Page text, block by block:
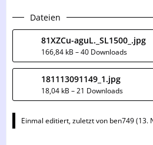
Dateien
81XZCu-aguL._SL1500_.jpg
166,84 kB – 40 Downloads
181113091149_1.jpg
18,04 kB – 21 Downloads
Einmal editiert, zuletzt von ben749(13.